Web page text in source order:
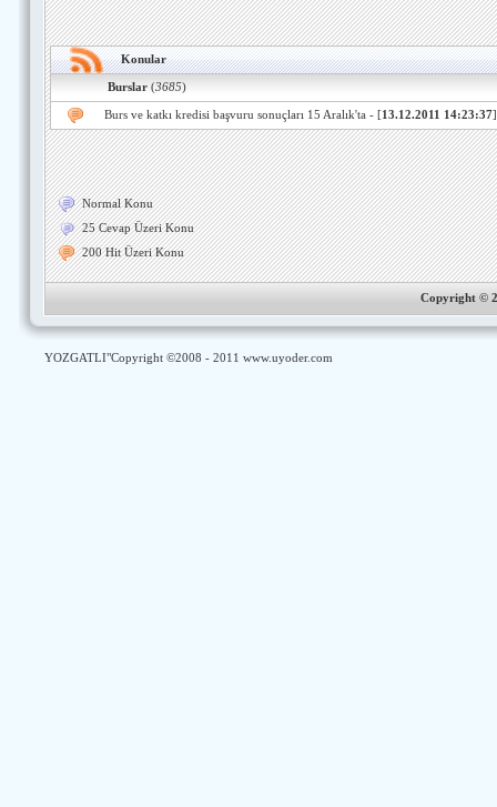
Konular
Burslar (3685)
Burs ve katkı kredisi başvuru sonuçları 15 Aralık'ta - [13.12.2011 14:23:37]
Normal Konu
25 Cevap Üzeri Konu
200 Hit Üzeri Konu
Copyright ©
YOZGATLI"Copyright ©2008 - 2011 www.uyoder.com